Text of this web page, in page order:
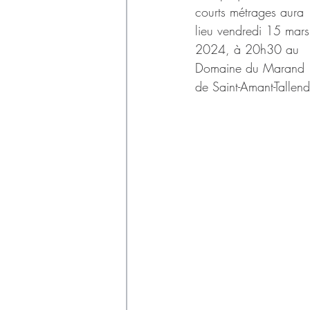
courts métrages aura
lieu vendredi 15
2024, à 20h30 au
Domaine du Marand
de Saint-Amant-